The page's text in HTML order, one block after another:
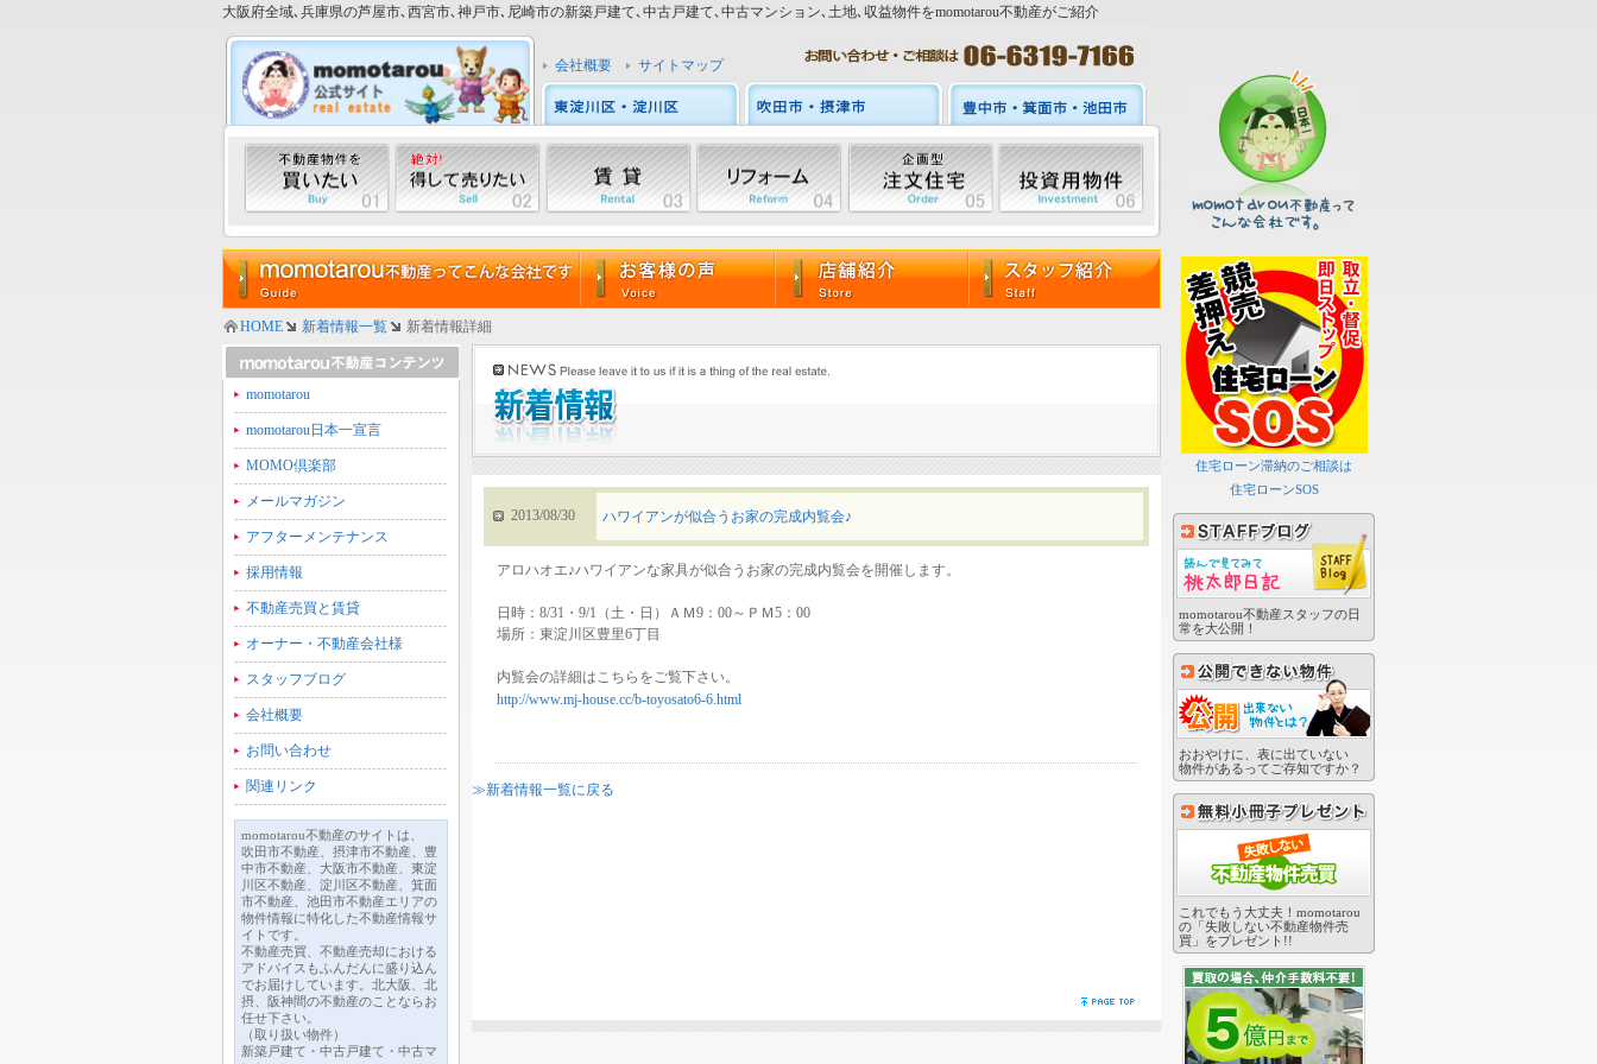
大阪府全域､兵庫県の芦屋市､西宮市､神戸市､尼崎市の新築戸建て､中古戸建て､中古マンション､土地､収益物件をmomotarou不動産がご紹介
会社概要 サイトマップ
住宅ローン滞納のご相談は
住宅ローンSOS
momotarou不動産スタッフの日
常を大公開！
おおやけに、表に出ていない
物件があるってご存知ですか？
これでもう大丈夫！momotarou
の「失敗しない不動産物件売
買」をプレゼント!!
HOME 新着情報一覧 新着情報詳細
momotarou
momotarou日本一宣言
MOMO倶楽部
メールマガジン
アフターメンテナンス
採用情報
不動産売買と賃貸
オーナー・不動産会社様
スタッフブログ
会社概要
お問い合わせ
関連リンク
momotarou不動産のサイトは、
吹田市不動産、摂津市不動産、豊
中市不動産、大阪市不動産、東淀
川区不動産、淀川区不動産、箕面
市不動産、池田市不動産エリアの
物件情報に特化した不動産情報サ
イトです。
不動産売買、不動産売却における
アドバイスもふんだんに盛り込ん
でお届けしています。北大阪、北
摂、阪神間の不動産のことならお
任せ下さい。
（取り扱い物件）
新築戸建て・中古戸建て・中古マ
2013/08/30 ハワイアンが似合うお家の完成内覧会♪
アロハオエ♪ハワイアンな家具が似合うお家の完成内覧会を開催します。
日時：8/31・9/1（土・日）ＡＭ9：00～ＰＭ5：00
場所：東淀川区豊里6丁目
内覧会の詳細はこちらをご覧下さい。
http://www.mj-house.cc/b-toyosato6-6.html
≫新着情報一覧に戻る